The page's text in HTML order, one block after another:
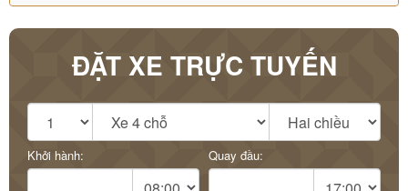
ĐẶT XE TRỰC TUYẾN
Khởi hành: Quay đầu: